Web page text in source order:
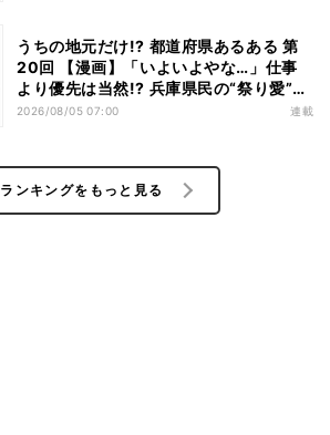
うちの地元だけ!? 都道府県あるある 第
20回 【漫画】「いよいよやな…」仕事
より優先は当然!? 兵庫県民の“祭り愛”が
熱すぎた
2026/08/05 07:00 連載
ランキングをもっと見る